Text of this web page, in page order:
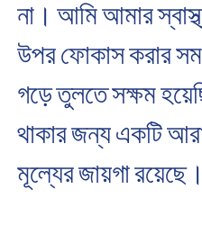
না। আমি আমার
উপর ফোকাস করার
গড়ে তুলতে সক্ষম
থাকার জন্য একটি
মূল্যের জায়গা